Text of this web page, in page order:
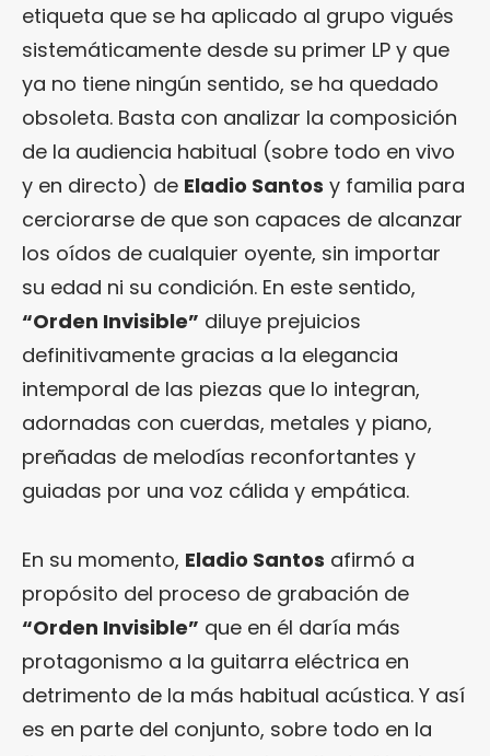
etiqueta que se ha aplicado al grupo vigués
sistemáticamente desde su primer LP y que
ya no tiene ningún sentido, se ha quedado
obsoleta. Basta con analizar la composición
de la audiencia habitual (sobre todo en vivo
y en directo) de Eladio Santos y familia para
cerciorarse de que son capaces de alcanzar
los oídos de cualquier oyente, sin importar
su edad ni su condición. En este sentido,
“Orden Invisible” diluye prejuicios
definitivamente gracias a la elegancia
intemporal de las piezas que lo integran,
adornadas con cuerdas, metales y piano,
preñadas de melodías reconfortantes y
guiadas por una voz cálida y empática.
En su momento, Eladio Santos afirmó a
propósito del proceso de grabación de
“Orden Invisible” que en él daría más
protagonismo a la guitarra eléctrica en
detrimento de la más habitual acústica. Y así
es en parte del conjunto, sobre todo en la